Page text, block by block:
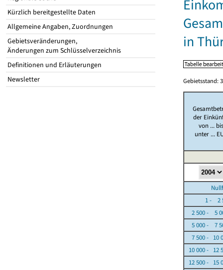
Kürzlich bereitgestellte Daten
Allgemeine Angaben, Zuordnungen
Gebietsveränderungen,
Änderungen zum Schlüsselverzeichnis
Definitionen und Erläuterungen
Newsletter
in
Gebietsstand:
der
von ...
unter ...
1 - 2
2 500 - 5
5 000 - 7
7 500 - 10
10 000 - 12
12 500 - 15